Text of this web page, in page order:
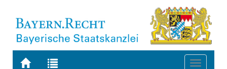
Zur
Zur
Toggle